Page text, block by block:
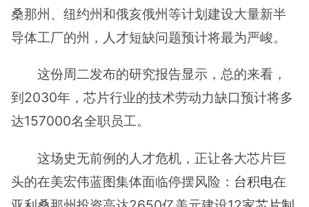
桑那州、纽约州和俄亥俄州等计划建设大量新半
导体工厂的州，人才短缺问题预计将最为严峻。
这份周二发布的研究报告显示，总的来看，
到2030年，芯片行业的技术劳动力缺口预计将多
达157000名全职员工。
这场史无前例的人才危机，正让各大芯片巨
头的在美宏伟蓝图集体面临停摆风险： 台积电在